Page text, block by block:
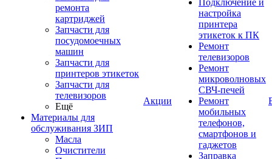
ремонта
картриджей
Запчасти для
посудомоечных
машин
Запчасти для
принтеров этикеток
Запчасти для
телевизоров
Ещё
Материалы для
обслуживания ЗИП
Масла
Очистители
Акции
Подключение и
настройка
принтера
этикеток к ПК
Ремонт
телевизоров
Ремонт
микроволновых
СВЧ-печей
Ремонт
мобильных
телефонов,
смартфонов и
гаджетов
Заправка